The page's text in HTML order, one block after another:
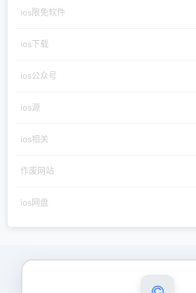
ios限免软件
ios下载
ios公众号
ios源
ios相关
作废网站
ios网盘